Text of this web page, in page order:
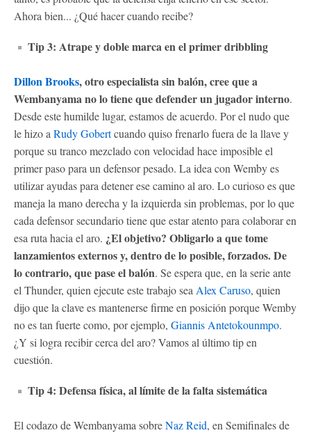
Ahora bien... ¿Qué hacer cuando recibe?
Tip 3: Atrape y doble marca en el primer dribbling
Dillon Brooks, otro especialista sin balón, cree que a
Wembanyama no lo tiene que defender un jugador interno.
Desde este humilde lugar, estamos de acuerdo. Por el nudo que
le hizo a Rudy Gobertcuando quiso frenarlo fuera de la llave y
porque su tranco mezclado con velocidad hace imposible el
primer paso para un defensor pesado. La idea con Wemby es
utilizar ayudas para detener ese camino al aro. Lo curioso es que
maneja la mano derecha y la izquierda sin problemas, por lo que
cada defensor secundario tiene que estar atento para colaborar en
esa ruta hacia el aro. ¿El objetivo? Obligarlo a que tome
lanzamientos externosy, dentro de lo posible, forzados. De
lo contrario, que pase el balón. Se espera que, en la serie ante
el Thunder, quien ejecute este trabajo sea Alex Caruso, quien
dijo que la clave es mantenerse firme en posición porque Wemby
no es tan fuerte como, por ejemplo, Giannis Antetokounmpo.
¿Y si logra recibir cerca del aro? Vamos al último tip en
cuestión.
Tip 4: Defensa física, al límite de la falta sistemática
El codazo de Wembanyama sobreNaz Reid, en Semifinales de